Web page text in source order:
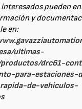
pueden
y
en:
ultimas-
drc61-
para-estaciones-
de-vehiculos-